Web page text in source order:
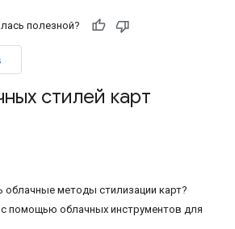
полезной?
стилей карт
облачные методы стилизации карт?
помощью облачных инструментов для